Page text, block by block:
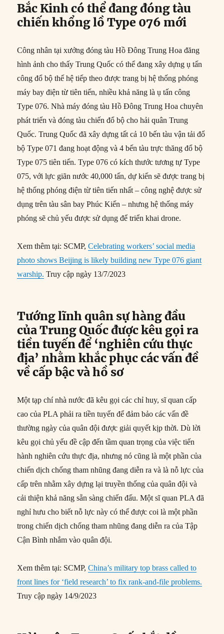
Bắc Kinh có thể đang đóng tàu
chiến khổng lồ Type 076 mới
Công nhân tại xưởng đóng tàu Hồ Đông Trung Hoa đăng
hình ảnh cho thấy Trung Quốc có thể đang xây dựng ụ tấn
công đổ bộ thế hệ tiếp theo được trang bị hệ thống phóng
máy bay điện từ tiên tiến, nhiều khả năng là ụ tấn công
Type 076. Nhà máy đóng tàu Hồ Đông Trung Hoa chuyên
phát triển và đóng tàu chiến đổ bộ cho hải quân Trung
Quốc. Trung Quốc đã xây dựng tất cả 10 bến tàu vận tải đổ
bộ Type 071 đang hoạt động và 4 bến tàu trực thăng đổ bộ
Type 075 tiên tiến. Type 076 có kích thước tương tự Type
075, với lực giãn nước 40,000 tấn, dự kiến ​​sẽ được trang bị
hệ thống phóng điện từ tiên tiến nhất – công nghệ được sử
dụng trên tàu sân bay Phúc Kiến – nhưng hệ thống máy
phóng sẽ chủ yếu được sử dụng để triển khai drone.
Xem thêm tại: SCMP,Celebrating workers’ social media
photo shows Beijing is likely building new Type 076 giant
warship. Truy cập ngày 13/7/2023
Tướng lĩnh quân sự hàng đầu
của Trung Quốc được kêu gọi ra
tiền tuyến để ‘nghiên cứu thực
địa’ nhằm khắc phục các vấn đề
về cấp bậc và hồ sơ
Một tạp chí nhà nước đã kêu gọi các chỉ huy, sĩ quan cấp
cao của PLA phải ra tiền tuyến để đảm bảo các vấn đề
thường ngày của quân đội được giải quyết kịp thời. Dù lời
kêu gọi chủ yếu đề cập đến tầm quan trọng của việc tiến
hành nghiên cứu thực địa, nhưng nó cũng là một phần của
chiến dịch chống tham nhũng đang diễn ra và là nỗ lực của
cấp trên nhằm xây dựng lại truyền thống của quân đội và
cải thiện khả năng sẵn sàng chiến đấu. Một sĩ quan PLA đã
nghỉ hưu cho biết nỗ lực này có thể được coi là một phần
trong chiến dịch chống tham nhũng đang diễn ra của Tập
Cận Bình nhắm vào quân đội.
Xem thêm tại: SCMP,China’s military top brass called to
front lines for ‘field research’ to fix rank-and-file problems.
Truy cập ngày 14/9/2023